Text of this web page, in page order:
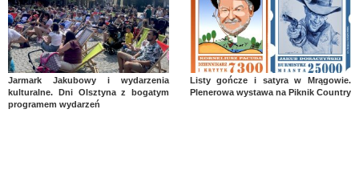
Jarmark Jakubowy i wydarzenia
kulturalne. Dni Olsztyna z bogatym
programem wydarzeń
Listy gończe i satyra w Mrągowie.
Plenerowa wystawa na Piknik Country